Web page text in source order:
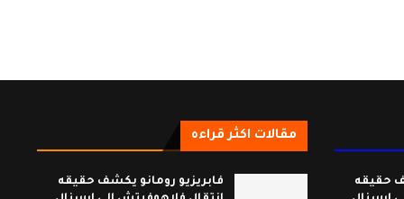
حقيقه
مقالات اكثر قراءه
فابريزيو رومانو يكشف حقيقه